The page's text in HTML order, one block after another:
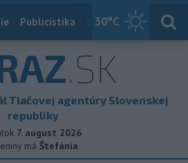
30°C
Publicistika Slovensko
.SK
Tlačovej agentúry Slovenskej
republiky
7. august 2026
má Štefánia